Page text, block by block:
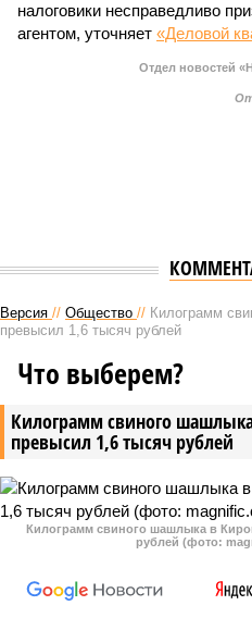
налоговики несправедливо
агентом, уточняет «Деловой
Отдел новостей
Версия // Общество // Килограмм
превысил 1,6 тысяч рублей
Килограмм свиного
превысил 1,6 тысяч рублей
Что выберем?
Килограмм свиного шашлыка в
рублей (фото: